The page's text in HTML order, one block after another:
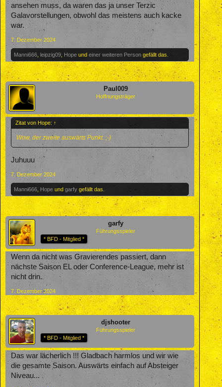
ansehen muss, da waren das ja unser Terzic
Galavorstellungen, obwohl das meistens auch kacke
war.
7. Dezember 2024
Manni666 leipzig09 Hope und einer weiteren Person gefällt das.
Paul009
Hoffnungsträger
Zitat von Hope: ↑
Wow, der zweite auswärts Punkt. ;-)
Juhuuu
7. Dezember 2024
Manni666 Hope und garfy gefällt das.
garfy
Führungsspieler
* BFD - Mitglied *
Wenn da nicht was Gravierendes passiert, dann
nächste Saison EL oder Conference-League, mehr ist
nicht drin.
7. Dezember 2024
djshooter
Führungsspieler
* BFD - Mitglied *
Das war lächerlich !!! Gladbach harmlos und wir wie
die gesamte Saison. Auswärts einfach auf Absteiger
Niveau...